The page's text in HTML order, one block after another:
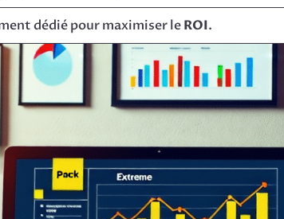
dédié pour maximiser leROI.